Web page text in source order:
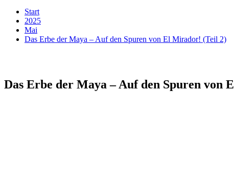
Start
2025
Mai
Das Erbe der Maya – Auf den Spuren von El Mirador! (Teil 2)
Das Erbe der Maya – Auf den Spuren von